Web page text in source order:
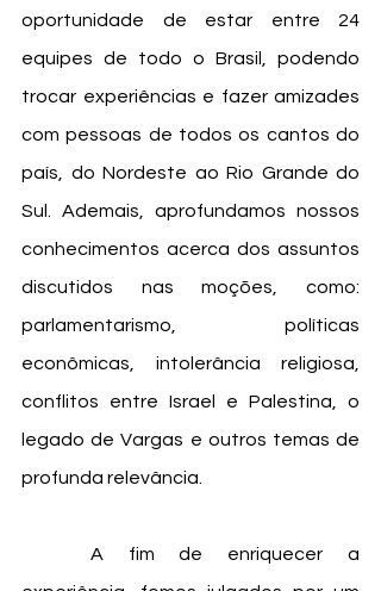
oportunidade de estar entre 24
equipes de todo o Brasil, podendo
trocar experiências e fazer amizades
com pessoas de todos os cantos do
país, do Nordeste ao Rio Grande do
Sul. Ademais, aprofundamos nossos
conhecimentos acerca dos assuntos
discutidos nas moções, como:
parlamentarismo, políticas
econômicas, intolerância religiosa,
conflitos entre Israel e Palestina, o
legado de Vargas e outros temas de
profunda relevância.